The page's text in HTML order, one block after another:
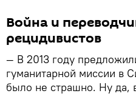
Война и
рецидивистов
— В 2013 году
гуманитарной миссии в
было не страшно. Ну